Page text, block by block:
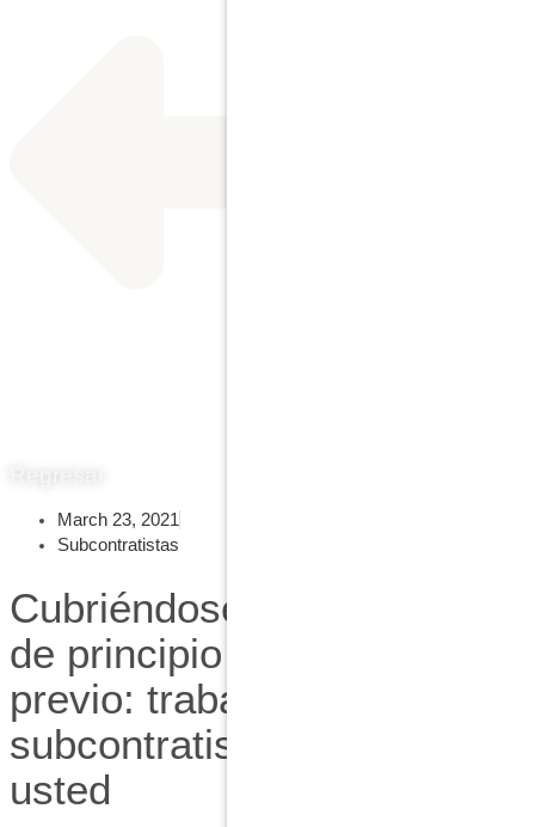
March 23, 2021
Subcontratistas
Cubriéndose las espaldas:
de principio a fintTrabajo
previo: trabajo de los
subcontratistas antes que
usted